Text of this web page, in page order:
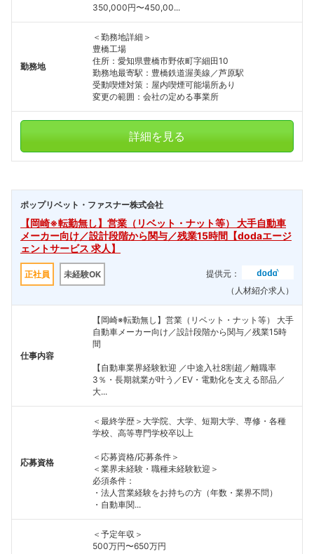
フォローしました
こちらの企業もフォローしませんか？
350,000円〜450,00...
勤務地
＜勤務地詳細＞
豊橋工場
住所：愛知県豊橋市野依町字細田10
勤務地最寄駅：豊橋鉄道渥美線／芦原駅
受動喫煙対策：屋内喫煙可能場所あり
変更の範囲：会社の定める事業所
詳細を見る
ポップリベット・ファスナー株式会社
【岡崎※転勤無し】営業（リベット・ナット等） 大手自動車
メーカー向け／設計段階から関与／残業15時間【dodaエージ
ェントサービス 求人】
正社員 未経験OK
提供元：
（人材紹介求人）
仕事内容
【岡崎※転勤無し】営業（リベット・ナット等） 大手
自動車メーカー向け／設計段階から関与／残業15時
間
【自動車業界経験歓迎 ／中途入社8割超／離職率
3％・長期就業が叶う／EV・電動化を支える部品／
大...
応募資格
＜最終学歴＞大学院、大学、短期大学、専修・各種
学校、高等専門学校卒以上
＜応募資格/応募条件＞
＜業界未経験・職種未経験歓迎＞
必須条件：
・法人営業経験をお持ちの方（年数・業界不問）
・自動車関...
＜予定年収＞
500万円〜650万円